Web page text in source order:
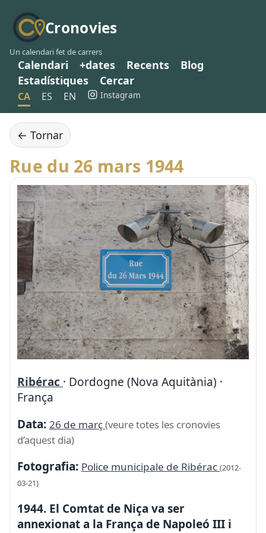
Cronovies
Un calendari fet de carrers
Calendari +dates Recents
Blog
Estadístiques
Cercar
CA ES EN Instagram
← Tornar
Rue du 26 mars 1944
Ribérac · Dordogne (Nova Aquitània) ·
França
Data: 26 de març(veure totes les cronovies
d’aquest dia)
Fotografia: Police municipale de Ribérac (2012-
03-21)
1944. El Comtat de Niça va ser
annexionat a la França de Napoleó III i